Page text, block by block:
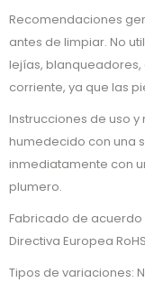
Recomendaciones
antes de limpiar. No
lejías, blanqueadores,
corriente, ya que las
Instrucciones de uso
humedecido con una
inmediatamente con
plumero.
Fabricado de acuerdo
Directiva Europea RoHS
Tipos de variaciones: